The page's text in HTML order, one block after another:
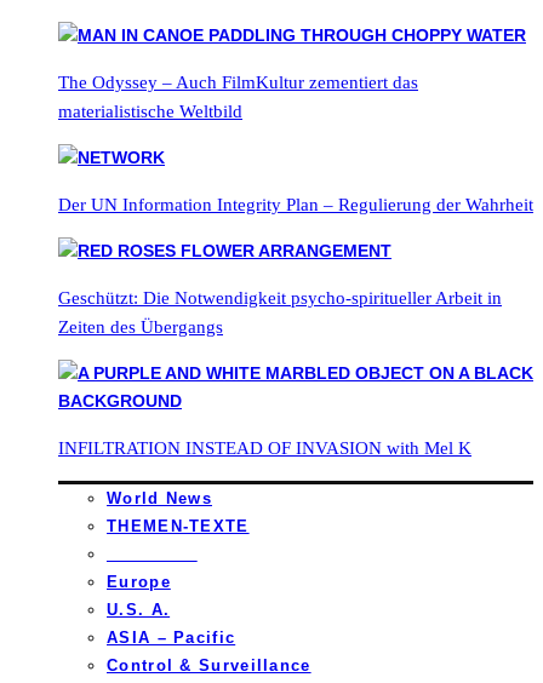
The Odyssey – Auch FilmKultur zementiert das
materialistische Weltbild
Der UN Information Integrity Plan – Regulierung der Wahrheit
Geschützt: Die Notwendigkeit psycho-spiritueller Arbeit in
Zeiten des Übergangs
INFILTRATION INSTEAD OF INVASION with Mel K
World News
THEMEN-TEXTE
Europe
U.S. A.
ASIA – Pacific
Control & Surveillance